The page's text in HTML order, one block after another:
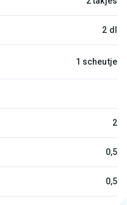
2 dl
1 scheutje
2
0,5
0,5